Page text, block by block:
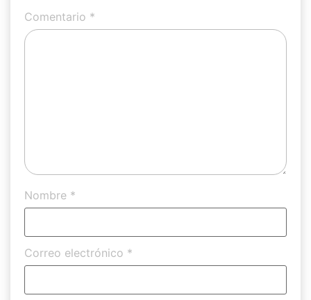
Comentario *
Nombre *
Correo electrónico *